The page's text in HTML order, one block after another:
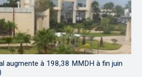
augmente à 198,38 MMDH à fin juin